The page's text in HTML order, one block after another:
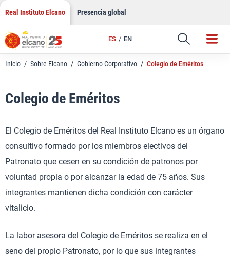
Saltar
contenido
Real Instituto Elcano Presencia global
ES EN
Inicio / Sobre Elcano / Gobierno Corporativo / Colegio de Eméritos
Colegio de Eméritos
El Colegio de Eméritos del Real Instituto Elcano es un órgano
consultivo formado por los miembros electivos del
Patronato que cesen en su condición de patronos por
voluntad propia o por alcanzar la edad de 75 años. Sus
integrantes mantienen dicha condición con carácter
vitalicio.
La labor asesora del Colegio de Eméritos se realiza en el
seno del propio Patronato, por lo que sus integrantes